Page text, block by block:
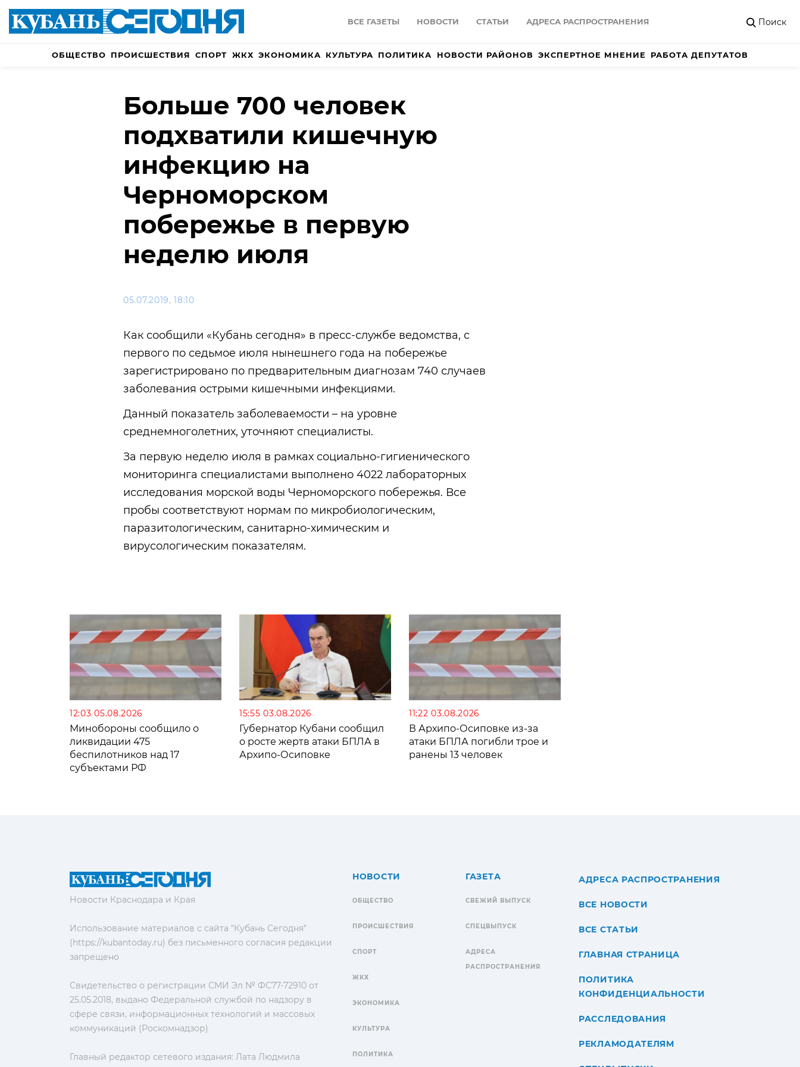
ВСЕ ГАЗЕТЫ НОВОСТИ СТАТЬИ АДРЕСА РАСПРОСТРАНЕНИЯ Поиск
ОБЩЕСТВО ПРОИСШЕСТВИЯ СПОРТ ЖКХ ЭКОНОМИКА КУЛЬТУРА ПОЛИТИКА НОВОСТИ РАЙОНОВ ЭКСПЕРТНОЕ МНЕНИЕ РАБОТА ДЕПУТАТОВ
Больше 700 человек
подхватили кишечную
инфекцию на
Черноморском
побережье в первую
неделю июля
05.07.2019, 18:10
Как сообщили «Кубань сегодня» в пресс-службе ведомства, с
первого по седьмое июля нынешнего года на побережье
зарегистрировано по предварительным диагнозам 740 случаев
заболевания острыми кишечными инфекциями.
Данный показатель заболеваемости – на уровне
среднемноголетних, уточняют специалисты.
За первую неделю июля в рамках социально-гигиенического
мониторинга специалистами выполнено 4022 лабораторных
исследования морской воды Черноморского побережья. Все
пробы соответствуют нормам по микробиологическим,
паразитологическим, санитарно-химическим и
вирусологическим показателям.
12:03 05.08.2026
Минобороны сообщило о
ликвидации 475
беспилотников над 17
субъектами РФ
15:55 03.08.2026
Губернатор Кубани сообщил
о росте жертв атаки БПЛА в
Архипо-Осиповке
11:22 03.08.2026
В Архипо-Осиповке из-за
атаки БПЛА погибли трое и
ранены 13 человек
Новости Краснодара и Края
Использование материалов с сайта "Кубань Сегодня"
(https://kubantoday.ru) без письменного согласия редакции
запрещено
Свидетельство о регистрации СМИ Эл № ФС77-72910 от
25.05.2018, выдано Федеральной службой по надзору в
сфере связи, информационных технологий и массовых
коммуникаций (Роскомнадзор)
Главный редактор сетевого издания: Лата Людмила
НОВОСТИ
ОБЩЕСТВО
ПРОИСШЕСТВИЯ
СПОРТ
ЖКХ
ЭКОНОМИКА
КУЛЬТУРА
ПОЛИТИКА
ГАЗЕТА
СВЕЖИЙ ВЫПУСК
СПЕЦВЫПУСК
АДРЕСА
РАСПРОСТРАНЕНИЯ
АДРЕСА РАСПРОСТРАНЕНИЯ
ВСЕ НОВОСТИ
ВСЕ СТАТЬИ
ГЛАВНАЯ СТРАНИЦА
ПОЛИТИКА
КОНФИДЕНЦИАЛЬНОСТИ
РАССЛЕДОВАНИЯ
РЕКЛАМОДАТЕЛЯМ